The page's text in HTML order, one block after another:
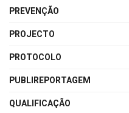
PREVENÇÃO
PROJECTO
PROTOCOLO
PUBLIREPORTAGEM
QUALIFICAÇÃO